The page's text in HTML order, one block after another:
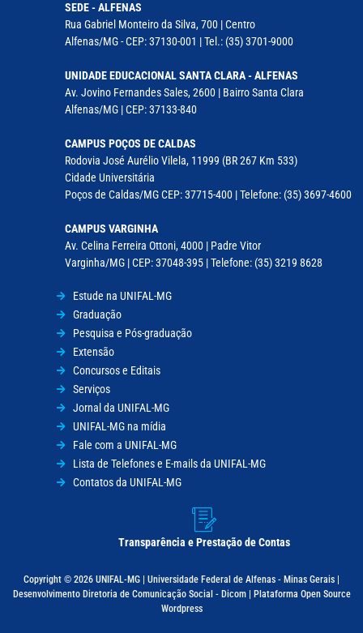
SEDE - ALFENAS
Rua Gabriel Monteiro da Silva, 700 | Centro
Alfenas/MG - CEP: 37130-001 | Tel.: (35) 3701-9000
UNIDADE EDUCACIONAL SANTA CLARA - ALFENAS
Av. Jovino Fernandes Sales, 2600 | Bairro Santa Clara
Alfenas/MG | CEP: 37133-840
CAMPUS POÇOS DE CALDAS
Rodovia José Aurélio Vilela, 11999 (BR 267 Km 533)
Cidade Universitária
Poços de Caldas/MG CEP: 37715-400 | Telefone: (35) 3697-4600
CAMPUS VARGINHA
Av. Celina Ferreira Ottoni, 4000 | Padre Vitor
Varginha/MG | CEP: 37048-395 | Telefone: (35) 3219 8628
Estude na UNIFAL-MG
Graduação
Pesquisa e Pós-graduação
Extensão
Concursos e Editais
Serviços
Jornal da UNIFAL-MG
UNIFAL-MG na mídia
Fale com a UNIFAL-MG
Lista de Telefones e E-mails da UNIFAL-MG
Contatos da UNIFAL-MG
Transparência e Prestação de Contas
Copyright © 2026 UNIFAL-MG | Universidade Federal de Alfenas - Minas Gerais |
Desenvolvimento Diretoria de Comunicação Social - Dicom | Plataforma Open Source
Wordpress